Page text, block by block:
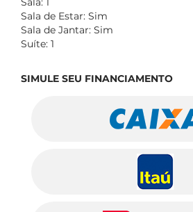
Sala de Estar: Sim
Sala de Jantar: Sim
Suíte: 1
SIMULE SEU FINANCIAMENTO